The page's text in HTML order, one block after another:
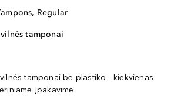
Regular
tamponai
tamponai be plastiko - kiekvienas
įpakavime.